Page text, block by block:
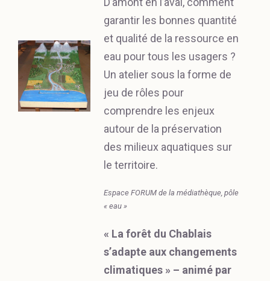
garantir les bonnes quantité
et qualité de la ressource en
eau pour tous les usagers ?
Un atelier sous la forme de
jeu de rôles pour
comprendre les enjeux
autour de la préservation
des milieux aquatiques sur
le territoire.
Espace FORUM de la médiathèque, pôle
« eau »
« La forêt du Chablais
s’adapte aux changements
climatiques » – animé par